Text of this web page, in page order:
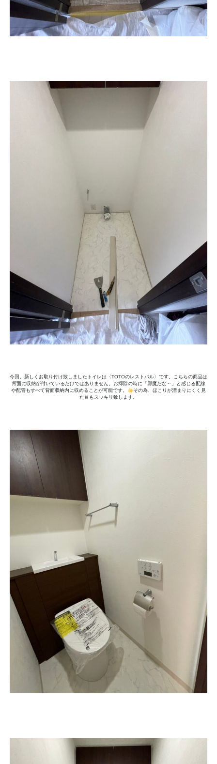
今回、新しくお取り付け致しましたトイレは〈TOTOのレストパル〉です。こちらの商品は
背面に収納が付いているだけではありません。お掃除の時に「邪魔だな～」と感じる配線
や配管もすべて背面収納内に収めることが可能です。
その為、ほこりが溜まりにくく見
た目もスッキリ致します。